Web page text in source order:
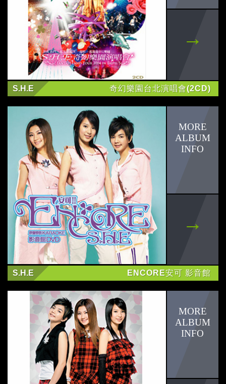
盧一辰
黃宏軒
詹詠然
林美秀
謝佳見
olivia
潘柏希
Popu Lady
邱勝翊
黃柏語
鄭健國
莎莎
任家萱
信
簡懿佳
S.H.E 奇幻樂園台北演唱會(2CD)
S.H.E ENCORE安可 影音館